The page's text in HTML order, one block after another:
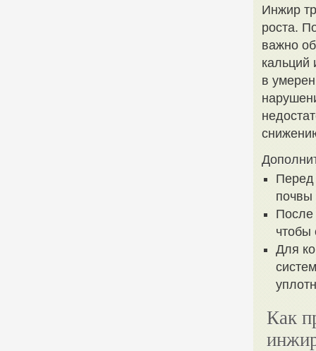
Инжир
роста.
важно
кальций
в
Перед
почвы
После
чтобы
Для
Как